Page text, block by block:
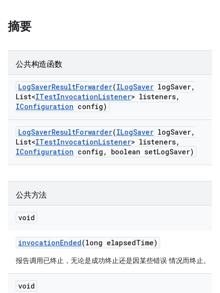
摘要
公共构造函数
LogSaverResultForwarder(ILogSaver logSaver,
List<ITestInvocationListener> listeners,
IConfiguration config)
LogSaverResultForwarder(ILogSaver logSaver,
List<ITestInvocationListener> listeners,
IConfiguration config , boolean setLogSaver)
公共方法
void
invocationEnded(long elapsedTime)
报告调用已终止，无论是成功终止还是因某些错误 情况而终止。
void